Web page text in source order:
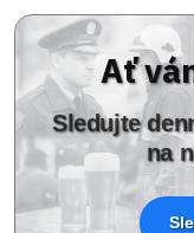
Ať
Sledujte
na